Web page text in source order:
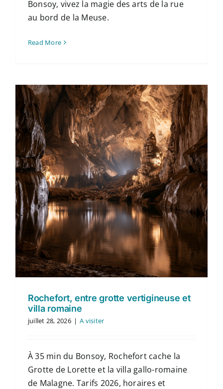
Bonsoy, vivez la magie des arts de la rue
au bord de la Meuse.
Read More
Rochefort, entre grotte vertigineuse et
villa romaine
juillet 28, 2026 | A visiter
À 35 min du Bonsoy, Rochefort cache la
Grotte de Lorette et la villa gallo-romaine
de Malagne. Tarifs 2026, horaires et